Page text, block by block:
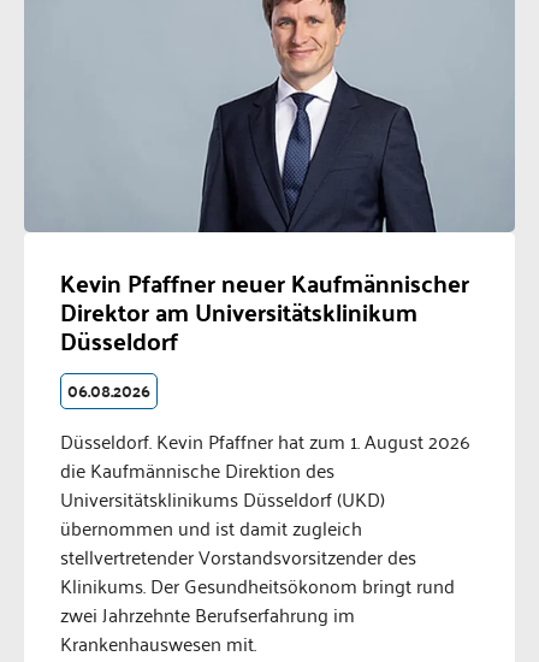
Kevin Pfaffner neuer Kaufmännischer
Direktor am Universitätsklinikum
Düsseldorf
06.08.2026
Düsseldorf. Kevin Pfaffner hat zum 1. August 2026
die Kaufmännische Direktion des
Universitätsklinikums Düsseldorf (UKD)
übernommen und ist damit zugleich
stellvertretender Vorstandsvorsitzender des
Klinikums. Der Gesundheitsökonom bringt rund
zwei Jahrzehnte Berufserfahrung im
Krankenhauswesen mit.